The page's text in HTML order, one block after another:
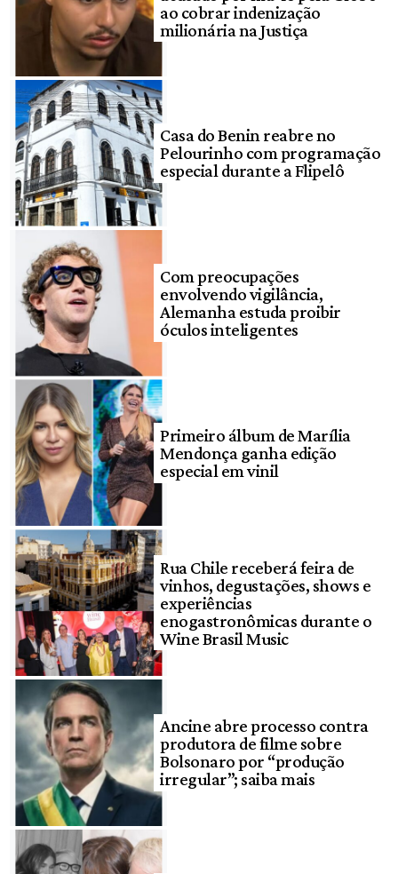
ao cobrar indenização
milionária na Justiça
Casa do Benin reabre no
Pelourinho com programação
especial durante a Flipelô
Com preocupações
envolvendo vigilância,
Alemanha estuda proibir
óculos inteligentes
Primeiro álbum de Marília
Mendonça ganha edição
especial em vinil
Rua Chile receberá feira de
vinhos, degustações, shows e
experiências
enogastronômicas durante o
Wine Brasil Music
Ancine abre processo contra
produtora de filme sobre
Bolsonaro por “produção
irregular”; saiba mais